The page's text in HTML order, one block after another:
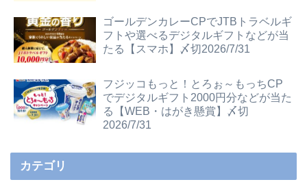
ゴールデンカレーCPでJTBトラベルギ
フトや選べるデジタルギフトなどが当
たる【スマホ】〆切2026/7/31
フジッコもっと！とろぉ～もっちCP
でデジタルギフト2000円分などが当た
る【WEB・はがき懸賞】〆切
2026/7/31
カテゴリ